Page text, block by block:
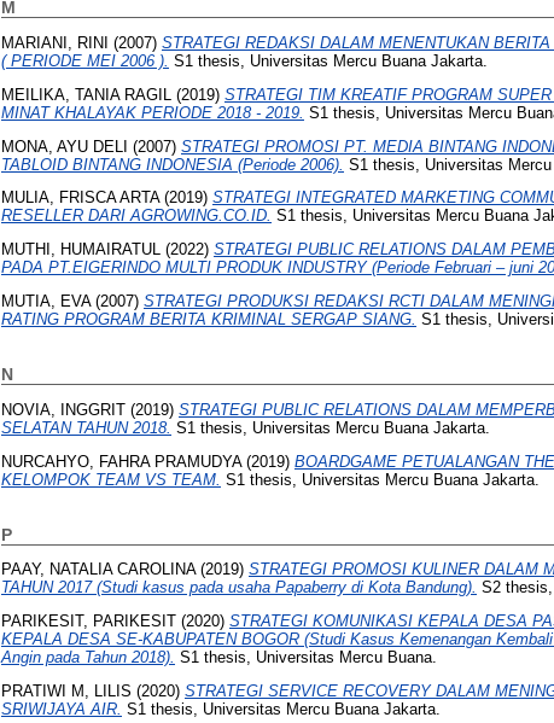
M
MARIANI, RINI (2007) STRATEGI REDAKSI DALAM MENENTUKAN
( PERIODE MEI 2006 ). S1 thesis, Universitas Mercu Buana Jakarta.
MEILIKA, TANIA RAGIL
(2019) STRATEGI TIM KREATIF PROGRAM
MINAT KHALAYAK PERIODE 2018 - 2019. S1 thesis, Universitas Mercu
MONA, AYU DELI (2007) STRATEGI PROMOSI PT. MEDIA BINTANG
TABLOID BINTANG INDONESIA (Periode 2006). S1 thesis, Universitas Mercu
MULIA, FRISCA ARTA(2019) STRATEGI INTEGRATED MARKETING
RESELLER DARI AGROWING.CO.ID. S1 thesis, Universitas Mercu Buana
MUTHI, HUMAIRATUL (2022) STRATEGI PUBLIC RELATIONS DALAM
PADA PT.EIGERINDO MULTI PRODUK INDUSTRY (Periode Februari – juni
MUTIA, EVA(2007) STRATEGI PRODUKSI REDAKSI RCTI DALAM
RATING PROGRAM BERITA KRIMINAL SERGAP SIANG. S1 thesis,
N
NOVIA, INGGRIT (2019) STRATEGI PUBLIC RELATIONS DALAM
SELATAN TAHUN 2018. S1 thesis, Universitas Mercu Buana Jakarta.
NURCAHYO, FAHRA PRAMUDYA(2019) BOARDGAME PETUALANGAN
KELOMPOK TEAM VS TEAM. S1 thesis, Universitas Mercu Buana Jakarta.
P
PAAY, NATALIA CAROLINA(2019) STRATEGI PROMOSI KULINER DALAM
TAHUN 2017 (Studi kasus pada usaha Papaberry di Kota Bandung). S2
PARIKESIT, PARIKESIT (2020) STRATEGI KOMUNIKASI KEPALA DESA
KEPALA DESA SE-KABUPATEN BOGOR (Studi Kasus Kemenangan
Angin pada Tahun 2018). S1 thesis, Universitas Mercu Buana.
PRATIWI M, LILIS (2020) STRATEGI SERVICE RECOVERY DALAM
SRIWIJAYA AIR. S1 thesis, Universitas Mercu Buana Jakarta.